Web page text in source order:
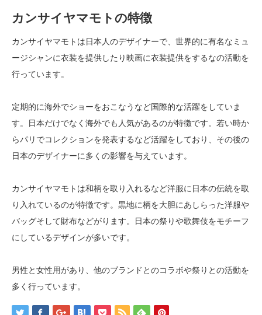
カンサイヤマモトの特徴
カンサイヤマモトは日本人のデザイナーで、世界的に有名なミュ
ージシャンに衣装を提供したり映画に衣装提供をするなの活動を
行っています。
定期的に海外でショーをおこなうなど国際的な活躍をしていま
す。日本だけでなく海外でも人気があるのが特徴です。若い時か
らパリでコレクションを発表するなど活躍をしており、その後の
日本のデザイナーに多くの影響を与えています。
カンサイヤマモトは和柄を取り入れるなど洋服に日本の伝統を取
り入れているのが特徴です。黒地に柄を大胆にあしらった洋服や
バッグそして財布などがります。日本の祭りや歌舞伎をモチーフ
にしているデザインが多いです。
男性と女性用があり、他のブランドとのコラボや祭りとの活動を
多く行っています。